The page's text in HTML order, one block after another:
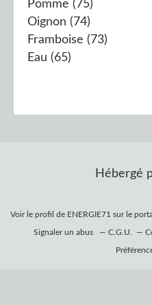
Pomme (75)
Oignon (74)
Framboise (73)
Eau (65)
Hébergé
Voir le profil de ENERGIE71 sur le
Signaler un abus C.G.U.